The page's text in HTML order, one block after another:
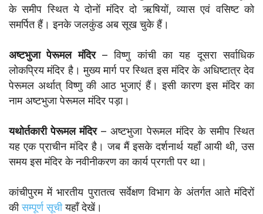
के समीप स्थित ये दोनों मंदिर दो ऋषियों, व्यास एवं वसिष्ट को
समर्पित हैं। इनके जलकुंड अब सूख चुके हैं।
अष्टभुजा पेरूमल मंदिर– विष्णु कांची का यह दूसरा सर्वाधिक
लोकप्रिय मंदिर है। मुख्य मार्ग पर स्थित इस मंदिर के अधिष्टात्र देव
पेरूमल अर्थात् विष्णु की आठ भुजाएं हैं। इसी कारण इस मंदिर का
नाम अष्टभुजा पेरूमल मंदिर पड़ा।
यथोर्तकारी पेरूमल मंदिर– अष्टभुजा पेरूमल मंदिर के समीप स्थित
यह एक प्राचीन मंदिर है। जब मैं इसके दर्शनार्थ यहाँ आयी थी, उस
समय इस मंदिर के नवीनीकरण का कार्य प्रगती पर था।
कांचीपुरम में भारतीय पुरातत्व सर्वेक्षण विभाग के अंतर्गत आते मंदिरों
कीसम्पूर्ण सूचीयहाँ देखें।